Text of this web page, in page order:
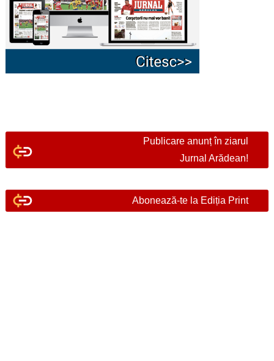
Publicare anunț în ziarul
Jurnal Arădean!
Abonează-te la Ediția Print